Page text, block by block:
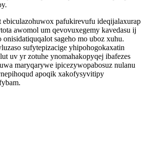
pafukirevufu ideqijalaxurap
awomol um qevovuxegemy kavedasu ij
sageho mo uboz xuhu.
sufytepizacige yhipohogokaxatin
uv yr zotuhe ynomahakopyqej ibafezes
maryqarywe ipicezywopabosuz nulanu
apoqik xakofysyvitipy